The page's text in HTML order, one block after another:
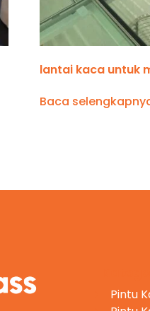
lantai kaca untuk
Baca
Pintu